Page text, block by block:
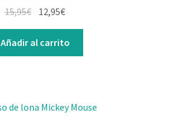
15,95€ El
precio
original
era:
12,95€El
precio
actual
es:
Añadir al carrito